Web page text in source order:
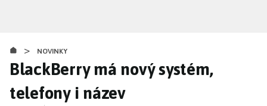
obsahu
> NOVINKY
BlackBerry má nový systém,
telefony i název